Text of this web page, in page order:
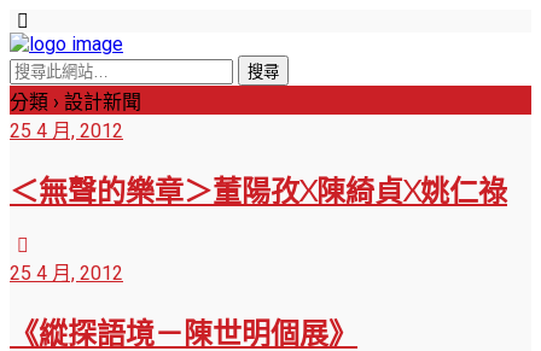
分類 › 設計新聞
25 4 月, 2012
＜無聲的樂章＞董陽孜X陳綺貞X姚仁祿
25 4 月, 2012
《縱探語境－陳世明個展》